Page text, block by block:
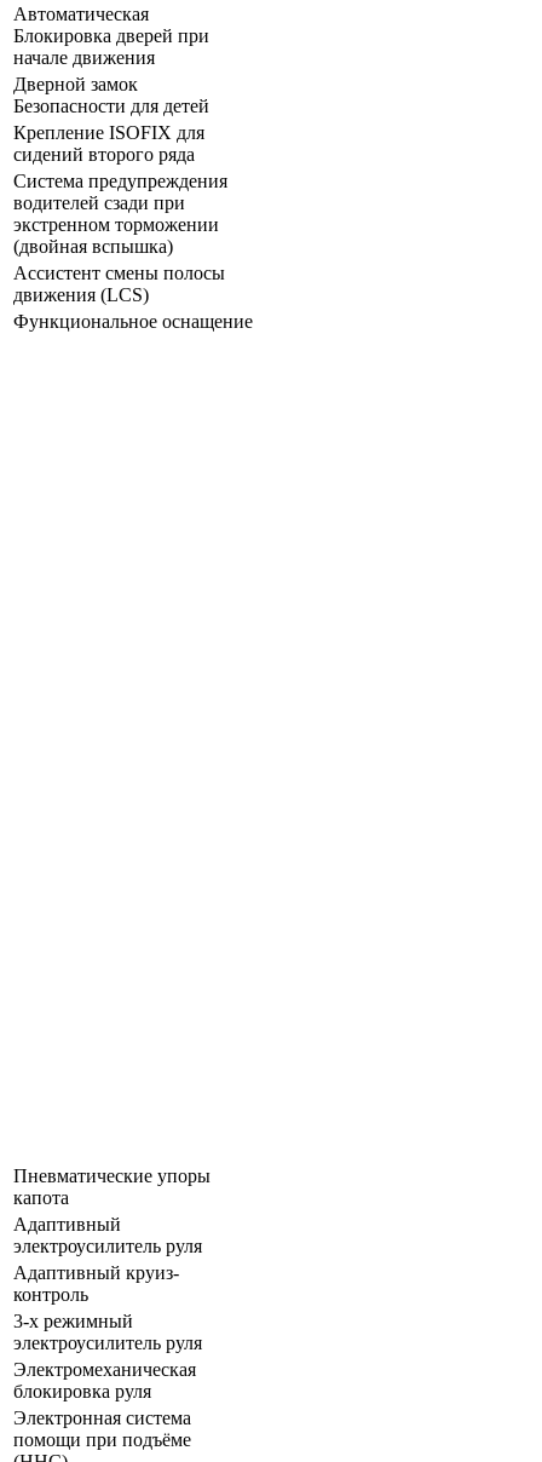
Автоматическая
Блокировка дверей при
начале движения
Дверной замок
Безопасности для детей
Крепление ISOFIX для
сидений второго ряда
Система предупреждения
водителей сзади при
экстренном торможении
(двойная вспышка)
Ассистент смены полосы
движения (LCS)
Функциональное оснащение
Пневматические упоры
капота
Адаптивный
электроусилитель руля
Адаптивный круиз-
контроль
3-х режимный
электроусилитель руля
Электромеханическая
блокировка руля
Электронная система
помощи при подъёме